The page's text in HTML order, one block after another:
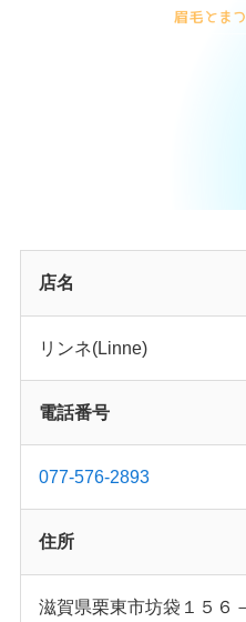
店名
リンネ(Linne)
電話番号
077-576-2893
住所
滋賀県栗東市坊袋１５